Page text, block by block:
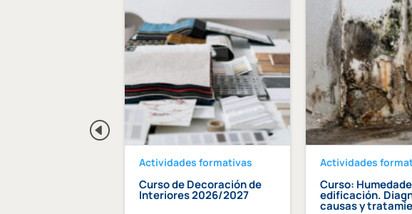
Actividades formativas
Curso de Decoración de
Interiores 2026/2027
Actividades
Curso:
edificación.
causas y